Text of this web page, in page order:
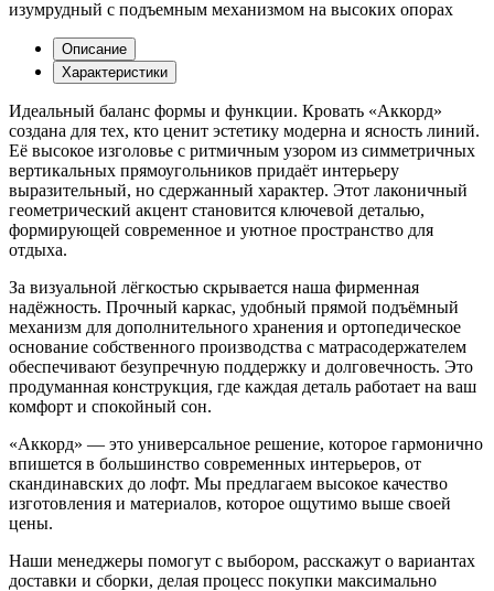
Описание
Характеристики
Идеальный баланс формы и функции. Кровать «Аккорд»
создана для тех, кто ценит эстетику модерна и ясность линий.
Её высокое изголовье с ритмичным узором из симметричных
вертикальных прямоугольников придаёт интерьеру
выразительный, но сдержанный характер. Этот лаконичный
геометрический акцент становится ключевой деталью,
формирующей современное и уютное пространство для
отдыха.
За визуальной лёгкостью скрывается наша фирменная
надёжность. Прочный каркас, удобный прямой подъёмный
механизм для дополнительного хранения и ортопедическое
основание собственного производства с матрасодержателем
обеспечивают безупречную поддержку и долговечность. Это
продуманная конструкция, где каждая деталь работает на ваш
комфорт и спокойный сон.
«Аккорд» — это универсальное решение, которое гармонично
впишется в большинство современных интерьеров, от
скандинавских до лофт. Мы предлагаем высокое качество
изготовления и материалов, которое ощутимо выше своей
цены.
Наши менеджеры помогут с выбором, расскажут о вариантах
доставки и сборки, делая процесс покупки максимально